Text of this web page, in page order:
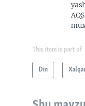
This item is part of
Din